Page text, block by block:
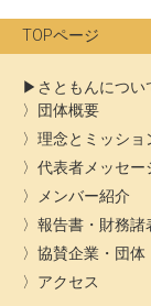
ブ
TOPページ
さともんについ
団体概要
理念とミッショ
代表者メッセー
メンバー紹介
報告書・財務諸
協賛企業・団体
アクセス